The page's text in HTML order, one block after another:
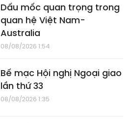
Dấu mốc quan trọng trong
quan hệ Việt Nam-
Australia
08/08/2026 1:54
Bế mạc Hội nghị Ngoại giao
lần thứ 33
08/08/2026 1:35